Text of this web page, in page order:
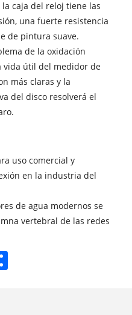
caja del reloj tiene las
una fuerte resistencia
de pintura suave.
de la oxidación
vida útil del medidor de
más claras y la
del disco resolverá el
uso comercial y
en la industria del
de agua modernos se
vertebral de las redes
Share